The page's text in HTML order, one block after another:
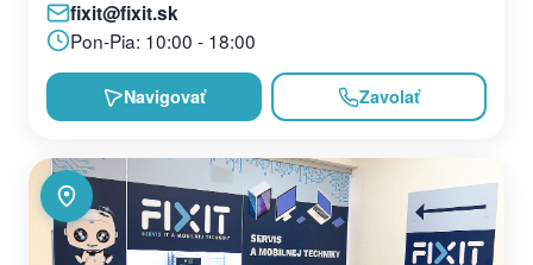
fixit@fixit.sk
Pon-Pia: 10:00 - 18:00
Navigovať Zavolať